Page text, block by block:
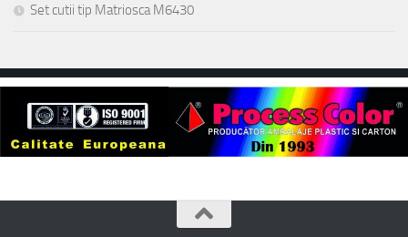
Set cutii tip Matriosca M6430